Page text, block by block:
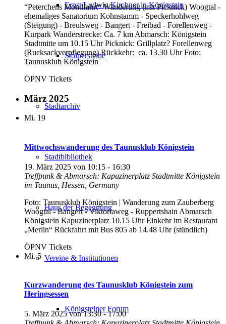
Ernst Ludwig Kirchner in Königstein
Stolpersteine
Stadtarchiv
Stadtbibliothek
Haus der Begegnung
Vereine & Institutionen
Königsteiner Forum
“Peterchens Mondfahrt“ Wanderung (mit Picknick) Woogtal -
ehemaliges Sanatorium Kohnstamm - Speckerhohlweg
(Steigung) - Breulsweg - Bangert - Freibad - Forellenweg -
Kurpark Wanderstrecke: Ca. 7 km Abmarsch: Königstein
Stadtmitte um 10.15 Uhr Picknick: Grillplatz? Forellenweg
(Rucksackverpflegung) Rückkehr: ca. 13.30 Uhr Foto:
Taunusklub Königstein
ÖPNV Tickets
März 2025
Mi. 19
Mittwochswanderung des Taunusklub Königstein
19. März 2025 von 10:15 - 16:30
Treffpunk & Abmarsch: Kapuzinerplatz Stadtmitte Königstein
im Taunus, Hessen, Germany
Foto: Taunusklub Königstein | Wanderung zum Zauberberg
Woogtal - Bangert - Viktoriaweg - Ruppertshain Abmarsch
Königstein Kapuzinerplatz 10.15 Uhr Einkehr im Restaurant
„Merlin“ Rückfahrt mit Bus 805 ab 14.48 Uhr (stündlich)
ÖPNV Tickets
Mi.5
Kurzwanderung des Taunusklub Königstein zum
Heringsessen
5. März 2025 von 13:30-17:00